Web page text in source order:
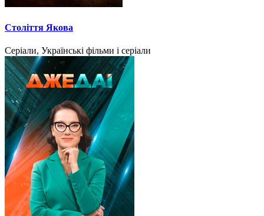
Століття Якова
Серіали, Українські фільми і серіали